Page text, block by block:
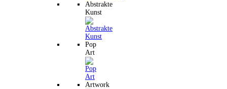
Abstrakte
Kunst
Pop
Art
Artwork